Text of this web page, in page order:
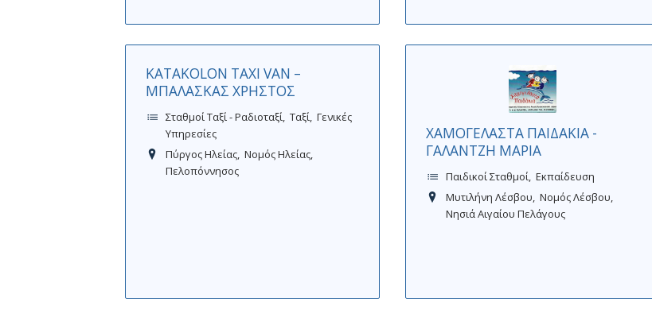
KATAKOLON TAXI VAN –
ΜΠΑΛΑΣΚΑΣ ΧΡΗΣΤΟΣ
Σταθμοί Ταξί - Ραδιοταξί Ταξί Γενικές
Υπηρεσίες
Πύργος Ηλείας Νομός Ηλείας
Πελοπόννησος
ΧΑΜΟΓΕΛΑΣΤΑ ΠΑΙΔΑΚΙΑ -
ΓΑΛΑΝΤΖΗ ΜΑΡΙΑ
Παιδικοί Σταθμοί Εκπαίδευση
Μυτιλήνη Λέσβου Νομός Λέσβου
Νησιά Αιγαίου Πελάγους